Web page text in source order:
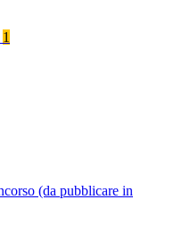
1
(da pubblicare in